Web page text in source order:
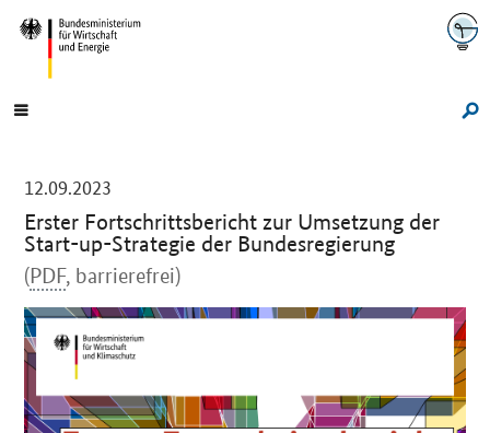
Navigation
Hauptmenü
12.09.2023
Erster Fortschrittsbericht zur Umsetzung der
Start-up-Strategie der Bundesregierung
(PDF, barrierefrei)
Einleitung